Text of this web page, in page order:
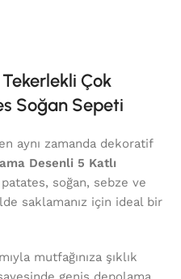
Çok
Soğan Sepeti
aynı zamanda dekoratif
Desenli 5 Katlı
patates, soğan, sebze ve
saklamanız için ideal bir
mutfağınıza şıklık